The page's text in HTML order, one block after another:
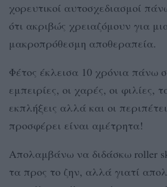
χορευτικοί αυτοσχεδιασμοί
ότι ακριβώς χρειαζόμουν για
μακροπρόθεσμη αποθεραπεία.
Φέτος έκλεισα 10 χρόνια πάνω
εμπειρίες, οι χαρές, οι φιλίες,
εκπλήξεις αλλά και οι
προσφέρει είναι αμέτρητα!
Απολαμβάνω να διδάσκω roller
τα προς το ζην, αλλά γιατί